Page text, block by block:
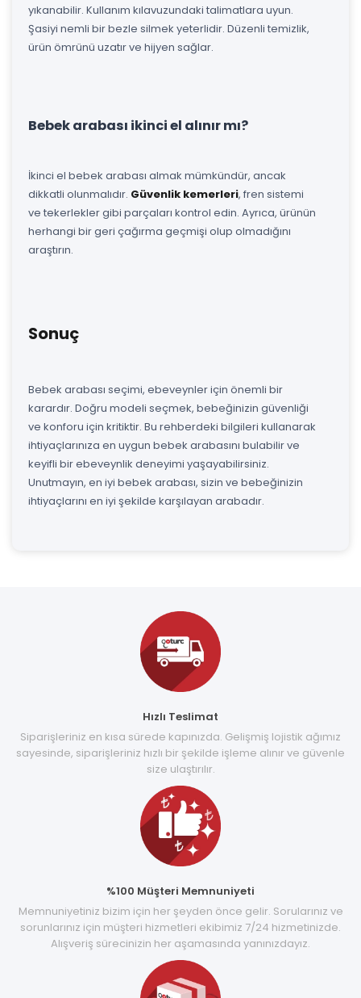
yıkanabilir. Kullanım kılavuzundaki talimatlara uyun.
Şasiyi nemli bir bezle silmek yeterlidir. Düzenli temizlik,
ürün ömrünü uzatır ve hijyen sağlar.
Bebek arabası ikinci el alınır mı?
İkinci el bebek arabası almak mümkündür, ancak
dikkatli olunmalıdır. Güvenlik kemerleri, fren sistemi
ve tekerlekler gibi parçaları kontrol edin. Ayrıca, ürünün
herhangi bir geri çağırma geçmişi olup olmadığını
araştırın.
Sonuç
Bebek arabası seçimi, ebeveynler için önemli bir
karardır. Doğru modeli seçmek, bebeğinizin güvenliği
ve konforu için kritiktir. Bu rehberdeki bilgileri kullanarak
ihtiyaçlarınıza en uygun bebek arabasını bulabilir ve
keyifli bir ebeveynlik deneyimi yaşayabilirsiniz.
Unutmayın, en iyi bebek arabası, sizin ve bebeğinizin
ihtiyaçlarını en iyi şekilde karşılayan arabadır.
Hızlı Teslimat
Siparişleriniz en kısa sürede kapınızda. Gelişmiş lojistik ağımız
sayesinde, siparişleriniz hızlı bir şekilde işleme alınır ve güvenle
size ulaştırılır.
%100 Müşteri Memnuniyeti
Memnuniyetiniz bizim için her şeyden önce gelir. Sorularınız ve
sorunlarınız için müşteri hizmetleri ekibimiz 7/24 hizmetinizde.
Alışveriş sürecinizin her aşamasında yanınızdayız.